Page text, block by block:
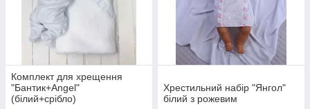
Комплект для хрещення
"Бантик+Angel"
(білий+срібло)
Хрестильний набір "Янгол"
білий з рожевим